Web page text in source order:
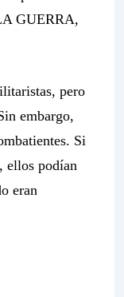
GUERRA,
pero
embargo,
Si
ellos podían
eran